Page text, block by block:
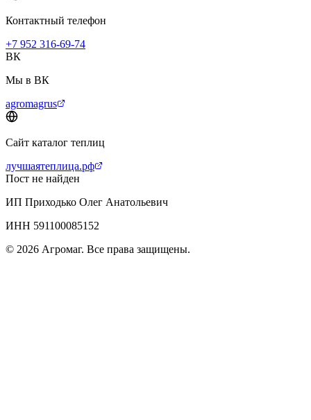
Контактный телефон
+7 952 316-69-74
ВК
Мы в ВК
agromagrus
Сайт каталог теплиц
лучшаятеплица.рф
Пост не найден
ИП Приходько Олег Анатольевич
ИНН 591100085152
© 2026 Агромаг. Все права защищены.